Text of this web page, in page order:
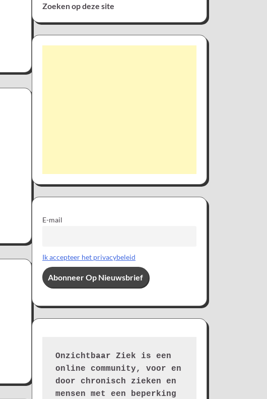
Zoeken op deze site
E-mail
Ik accepteer het privacybeleid
Onzichtbaar Ziek is een
online community, voor en
door chronisch zieken en
mensen met een beperking